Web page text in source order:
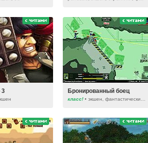
3 Бронированный боец
класс! • экшен, фантастические, стрелялки